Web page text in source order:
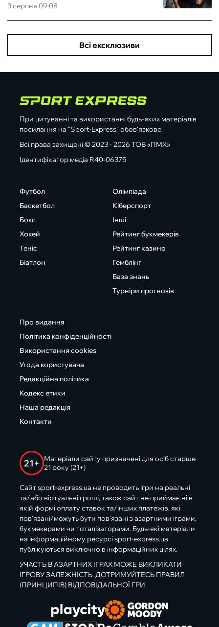
3 серпня 09:08
Всі ексклюзиви
При цитуванні та використанні будь-яких матеріалів
посилання на "Sport-Express" обов'язкове
Всі права захищені © 2023 - 2026 ТОВ «ПМХ»
Ідентифікатор медіа R40-06375
Футбол
Баскетбол
Бокс
Хокей
Теніс
Біатлон
Олімпіада
Кіберспорт
Інші
Рейтинг букмекерів
Рейтинг казино
Гемблінг
База знань
Турніри прогнозів
Про видання
Політика конфіденційності
Використання cookies
Угода користувача
Редакційна політика
Кодекс етики
Наша редакція
Контакти
21+
Матеріали сайту призначені для осіб старше
21 року (21+)
Сайт sport-express.ua не проводить ігри на реальні
та/або віртуальні гроші, також сайт не приймає ні в
якій формі оплату ставок та/інших платежів, які
пов’язані/можуть бути пов’язані з азартними іграми,
букмекерами чи тоталізаторами. Будь-які матеріали
на інформаційному ресурсі sport-express.ua
публікуються виключно в інформаційних цілях.
УЧАСТЬ В АЗАРТНИХ ІГРАХ МОЖЕ ВИКЛИКАТИ
ІГРОВУ ЗАЛЕЖНІСТЬ. ДОТРИМУЙТЕСЬ ПРАВИЛ
(ПРИНЦИПІВ) ВІДПОВІДАЛЬНОЇ ГРИ.